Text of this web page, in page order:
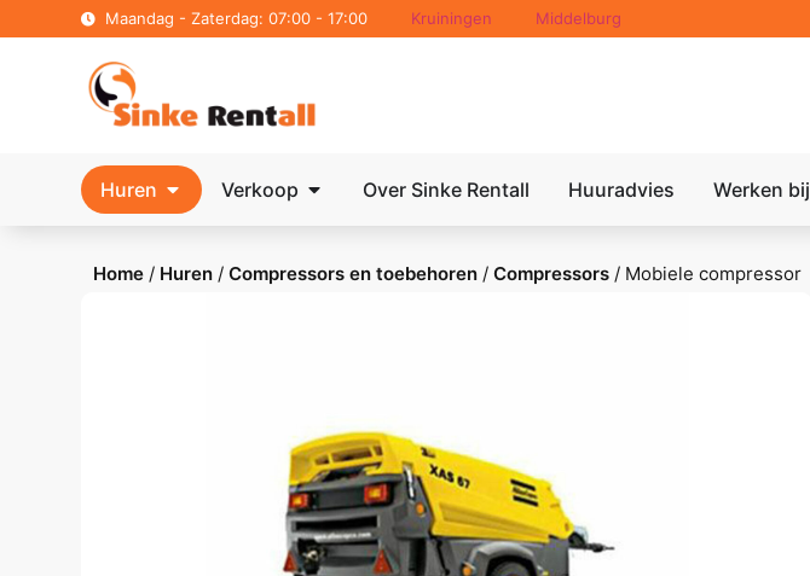
Maandag - Zaterdag: 07:00 - 17:00 Kruiningen Middelburg
Huren Verkoop Over Sinke Rentall Huuradvies Werken bij
Home / Huren /Compressors en toebehoren /Compressors / Mobiele compressor